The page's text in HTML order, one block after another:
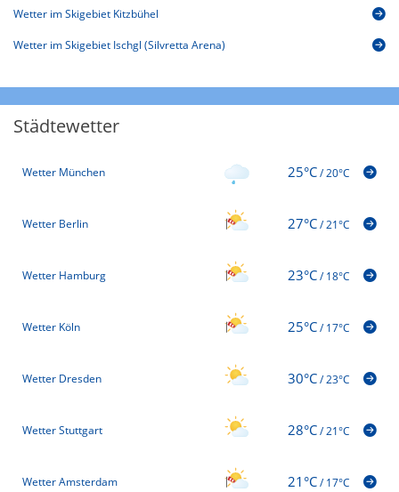
Wetter im Skigebiet Kitzbühel
Wetter im Skigebiet Ischgl (Silvretta Arena)
Städtewetter
Wetter München 25°C/20°C
Wetter Berlin 27°C/21°C
Wetter Hamburg 23°C/18°C
Wetter Köln 25°C/17°C
Wetter Dresden 30°C/23°C
Wetter Stuttgart 28°C/21°C
Wetter Amsterdam 21°C/17°C